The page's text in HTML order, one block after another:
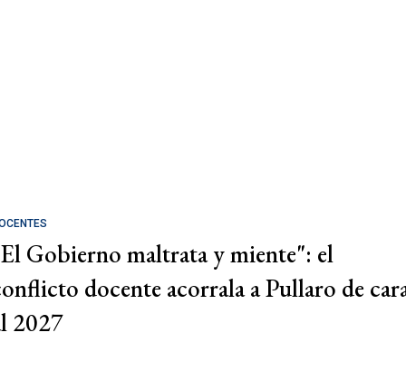
Gobierno maltrata y miente": el
docente acorrala a Pullaro de
2027